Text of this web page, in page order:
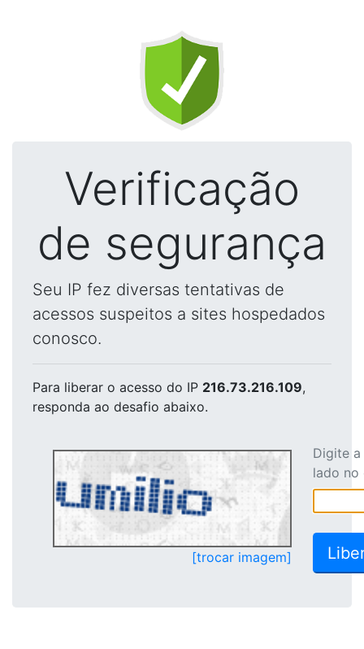
Verificação
de segurança
Seu IP fez diversas tentativas de
acessos suspeitos a sites hospedados
conosco.
Para liberar o acesso do IP 216.73.216.109,
responda ao desafio abaixo.
[trocar imagem]
Digite
lado no